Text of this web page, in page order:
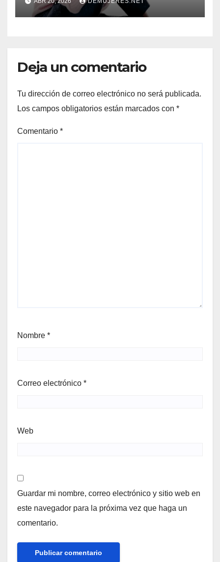
Deja un comentario
Tu dirección de correo electrónico no será publicada.
Los campos obligatorios están marcados con *
Comentario *
Nombre *
Correo electrónico *
Web
Guardar mi nombre, correo electrónico y sitio web en
este navegador para la próxima vez que haga un
comentario.